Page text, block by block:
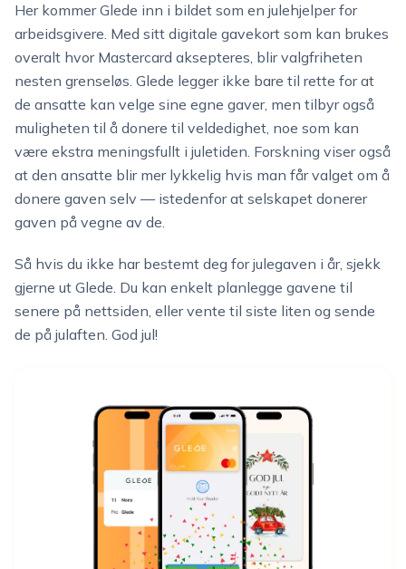
Her kommer Glede inn i bildet som en julehjelper for
arbeidsgivere. Med sitt digitale gavekort som kan brukes
overalt hvor Mastercard aksepteres, blir valgfriheten
nesten grenseløs. Glede legger ikke bare til rette for at
de ansatte kan velge sine egne gaver, men tilbyr også
muligheten til å donere til veldedighet, noe som kan
være ekstra meningsfullt i juletiden. Forskning viser også
at den ansatte blir mer lykkelig hvis man får valget om å
donere gaven selv — istedenfor at selskapet donerer
gaven på vegne av de.
Så hvis du ikke har bestemt deg for julegaven i år, sjekk
gjerne ut Glede. Du kan enkelt planlegge gavene til
senere på nettsiden, eller vente til siste liten og sende
de på julaften. God jul!